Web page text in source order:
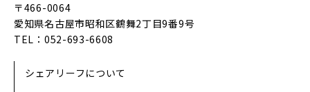
〒466-0064
愛知県名古屋市昭和区鶴舞2丁目9番9号
TEL：052-693-6608
シェアリーフについて